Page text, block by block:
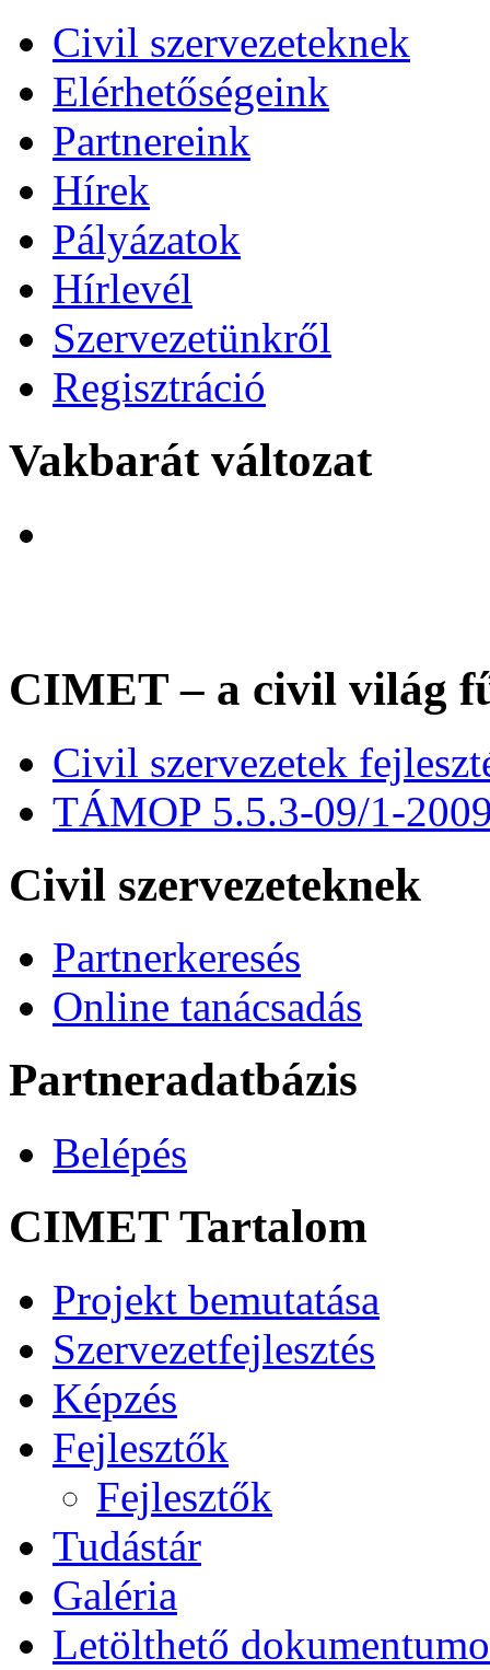
Civil szervezeteknek
Elérhetőségeink
Partnereink
Hírek
Pályázatok
Hírlevél
Szervezetünkről
Regisztráció
Vakbarát változat
CIMET – a civil világ
Civil szervezetek
TÁMOP 5.5.3-09/1-
Civil szervezeteknek
Partnerkeresés
Online tanácsadás
Partneradatbázis
Belépés
CIMET Tartalom
Projekt bemutatása
Szervezetfejlesztés
Képzés
Fejlesztők
Fejlesztők
Tudástár
Galéria
Letölthető